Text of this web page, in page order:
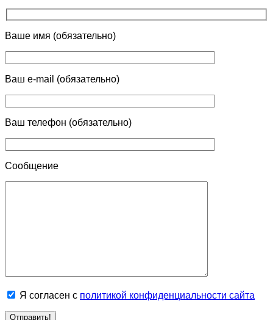
Ваше имя (обязательно)
Ваш e-mail (обязательно)
Ваш телефон (обязательно)
Сообщение
Я согласен с политикой конфиденциальности сайта